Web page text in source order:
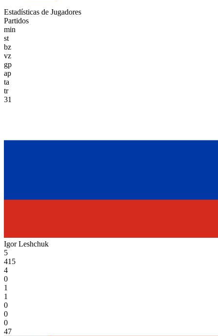
Estadísticas de Jugadores
Partidos
min
st
bz
vz
gp
ap
ta
tr
31
Igor Leshchuk
5
415
4
0
1
1
0
0
0
47